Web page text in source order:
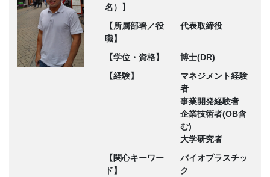
名）】
【所属部署／役
職】
代表取締役
【学位・資格】
博士(DR)
【経験】
マネジメント経験
者
事業開発経験者
企業技術者(OB含
む)
大学研究者
【関心キーワー
ド】
バイオプラスチッ
ク